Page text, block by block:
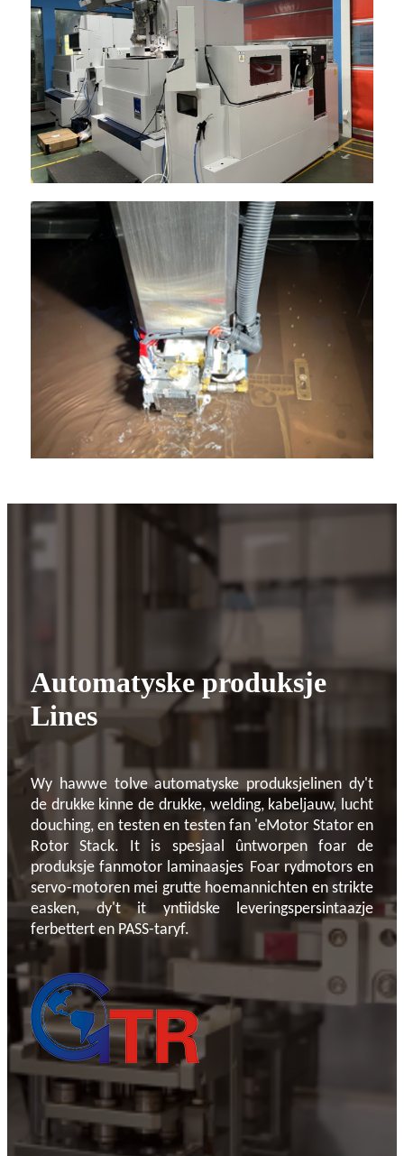
Automatyske produksje
Lines
Wy hawwe tolve automatyske produksjelinen dy't
de drukke kinne de drukke, welding, kabeljauw, lucht
douching, en testen en testen fan 'eMotor Stator en
Rotor Stack. It is spesjaal ûntworpen foar de
produksje fanmotor laminaasjes Foar rydmotors en
servo-motoren mei grutte hoemannichten en strikte
easken, dy't it yntiidske leveringspersintaazje
ferbettert en PASS-taryf.